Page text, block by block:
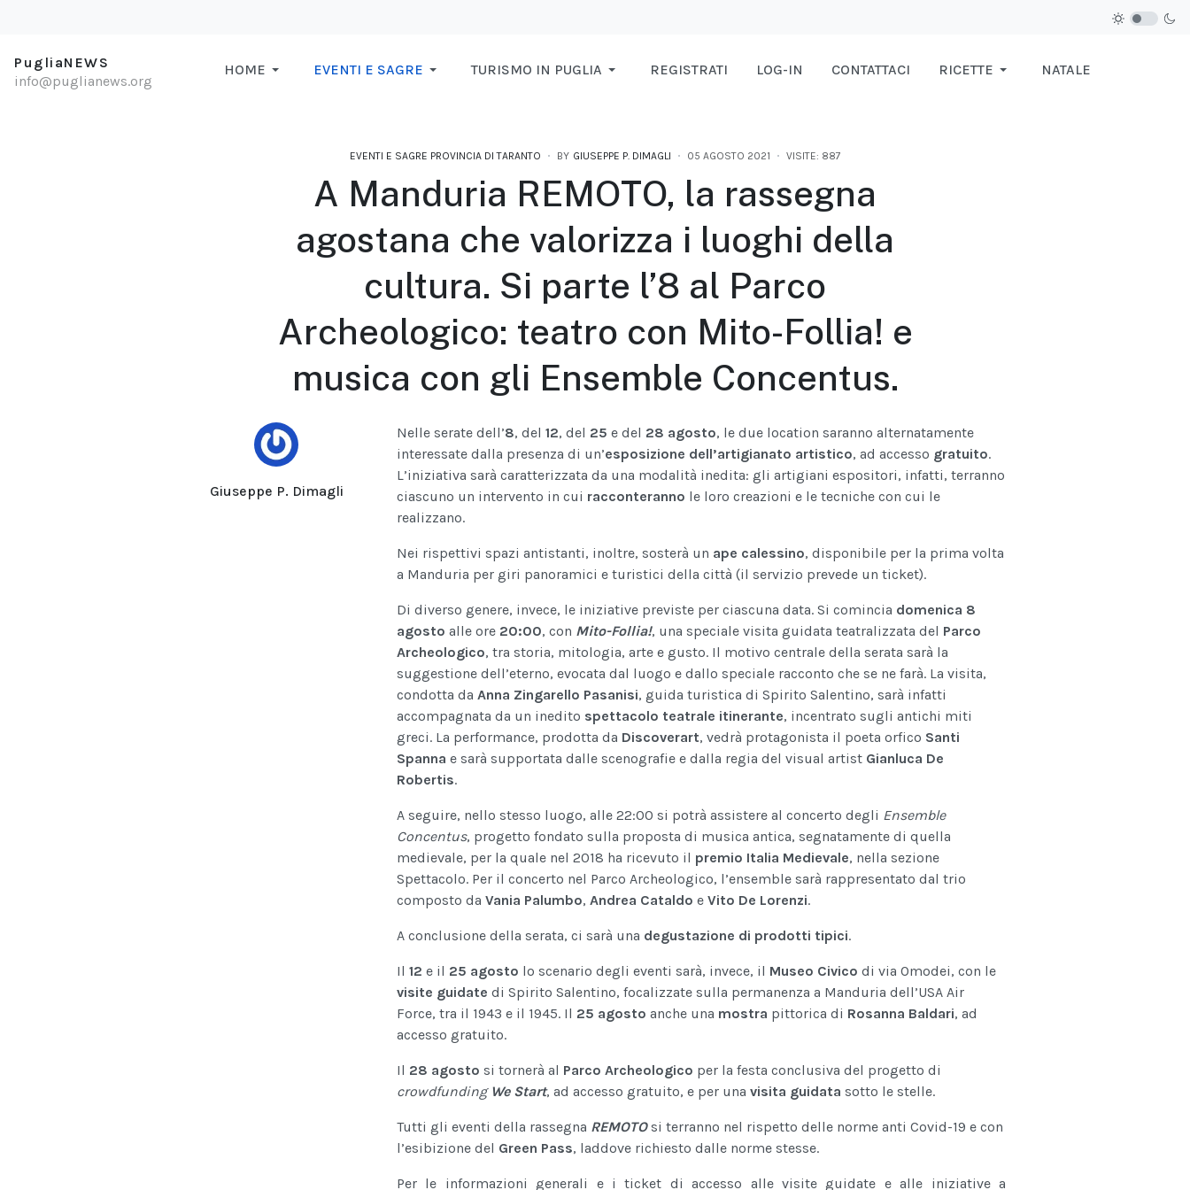
PugliaNEWS
info@puglianews.org
HOME EVENTI E SAGRE TURISMO IN PUGLIA REGISTRATI LOG-IN CONTATTACI RICETTE NATALE
EVENTI E SAGRE PROVINCIA DI TARANTO BY GIUSEPPE P. DIMAGLI 05 AGOSTO 2021 VISITE: 887
A Manduria REMOTO, la rassegna
agostana che valorizza i luoghi della
cultura. Si parte l’8 al Parco
Archeologico: teatro con Mito-Follia! e
musica con gli Ensemble Concentus.
Giuseppe P. Dimagli
Nelle serate dell’8, del 12, del 25 e del 28 agosto, le due location saranno alternatamente
interessate dalla presenza di un’esposizione dell’artigianato artistico, ad accesso gratuito.
L’iniziativa sarà caratterizzata da una modalità inedita: gli artigiani espositori, infatti, terranno
ciascuno un intervento in cui racconteranno le loro creazioni e le tecniche con cui le
realizzano.
Nei rispettivi spazi antistanti, inoltre, sosterà un ape calessino, disponibile per la prima volta
a Manduria per giri panoramici e turistici della città (il servizio prevede un ticket).
Di diverso genere, invece, le iniziative previste per ciascuna data. Si comincia domenica 8
agosto alle ore 20:00, con Mito-Follia!, una speciale visita guidata teatralizzata del Parco
Archeologico, tra storia, mitologia, arte e gusto. Il motivo centrale della serata sarà la
suggestione dell’eterno, evocata dal luogo e dallo speciale racconto che se ne farà. La visita,
condotta da Anna Zingarello Pasanisi, guida turistica di Spirito Salentino, sarà infatti
accompagnata da un inedito spettacolo teatrale itinerante, incentrato sugli antichi miti
greci. La performance, prodotta da Discoverart, vedrà protagonista il poeta orfico Santi
Spanna e sarà supportata dalle scenografie e dalla regia del visual artist Gianluca De
Robertis.
A seguire, nello stesso luogo, alle 22:00 si potrà assistere al concerto degli Ensemble
Concentus, progetto fondato sulla proposta di musica antica, segnatamente di quella
medievale, per la quale nel 2018 ha ricevuto il premio Italia Medievale, nella sezione
Spettacolo. Per il concerto nel Parco Archeologico, l’ensemble sarà rappresentato dal trio
composto da Vania Palumbo, Andrea Cataldo e Vito De Lorenzi.
A conclusione della serata, ci sarà una degustazione di prodotti tipici.
Il 12 e il 25 agosto lo scenario degli eventi sarà, invece, il Museo Civico di via Omodei, con le
visite guidate di Spirito Salentino, focalizzate sulla permanenza a Manduria dell’USA Air
Force, tra il 1943 e il 1945. Il 25 agosto anche una mostra pittorica di Rosanna Baldari, ad
accesso gratuito.
Il 28 agosto si tornerà al Parco Archeologico per la festa conclusiva del progetto di
crowdfunding We Start, ad accesso gratuito, e per una visita guidata sotto le stelle.
Tutti gli eventi della rassegna REMOTOsi terranno nel rispetto delle norme anti Covid-19 e con
l’esibizione del Green Pass, laddove richiesto dalle norme stesse.
Per le informazioni generali e i ticket di accesso alle visite guidate e alle iniziative a